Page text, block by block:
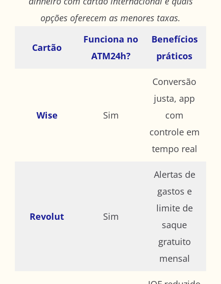
opções oferecem as menores taxas.
Cartão
Funciona no
ATM24h?
Benefícios
práticos
Wise Sim
Conversão
justa, app
com
controle em
tempo real
Revolut Sim
Alertas de
gastos e
limite de
saque
gratuito
mensal